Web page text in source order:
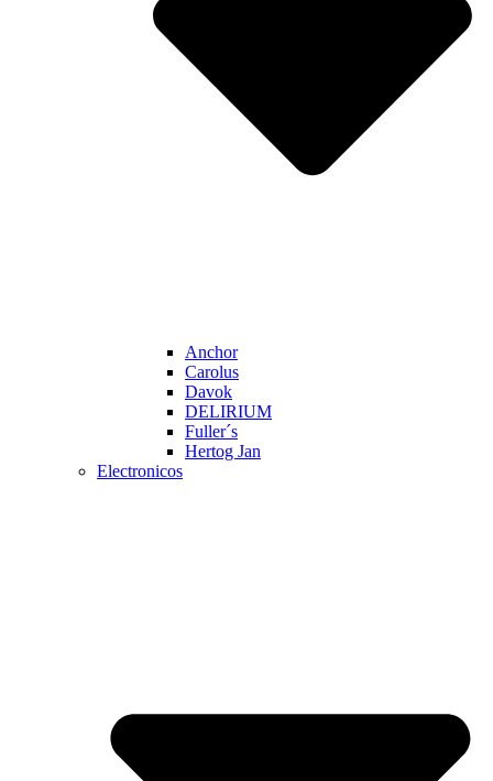
Anchor
Carolus
Davok
DELIRIUM
Fuller´s
Hertog Jan
Electronicos